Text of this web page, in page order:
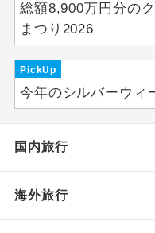
総額8,900万円分の
まつり2026
PickUp
今年のシルバーウィ
国内旅行
海外旅行